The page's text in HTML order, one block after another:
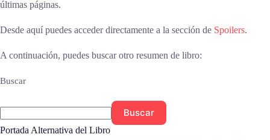
últimas páginas.
Desde aquí puedes acceder directamente a la sección de Spoilers.
A continuación, puedes buscar otro resumen de libro:
Buscar
Buscar
Portada Alternativa del Libro